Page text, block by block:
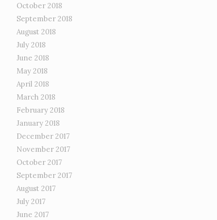
October 2018
September 2018
August 2018
July 2018
June 2018
May 2018
April 2018
March 2018
February 2018
January 2018
December 2017
November 2017
October 2017
September 2017
August 2017
July 2017
June 2017